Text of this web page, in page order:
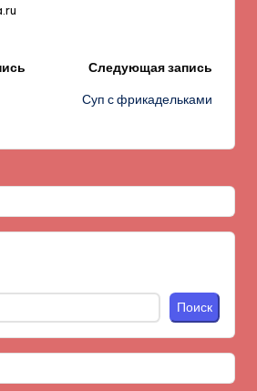
Следующая запись
Суп с фрикадельками
Поиск